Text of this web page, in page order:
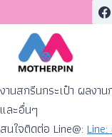
งานสกรีนกระเป๋า ผลงา
และอื่นๆ
สนใจติดต่อ Line@: